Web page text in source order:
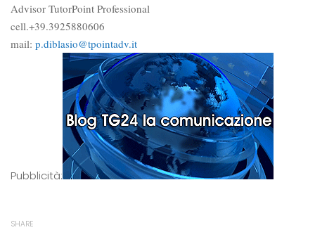
Advisor TutorPoint Professional
cell.+39.3925880606
mail: p.diblasio@tpointadv.it
Pubblicità:
SHARE